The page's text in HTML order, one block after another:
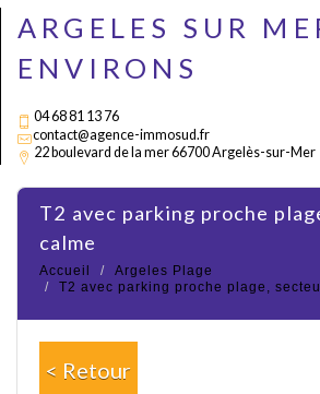
ARGELES SUR
ENVIRONS
04 68 81 13 76
contact@agence-immosud.fr
22 boulevard de la mer 66700 Argelès-sur-Mer
t2 avec parking proche plage, secteur
calme
Accueil
Argeles Plage
T2 avec parking proche plage,
< Retour